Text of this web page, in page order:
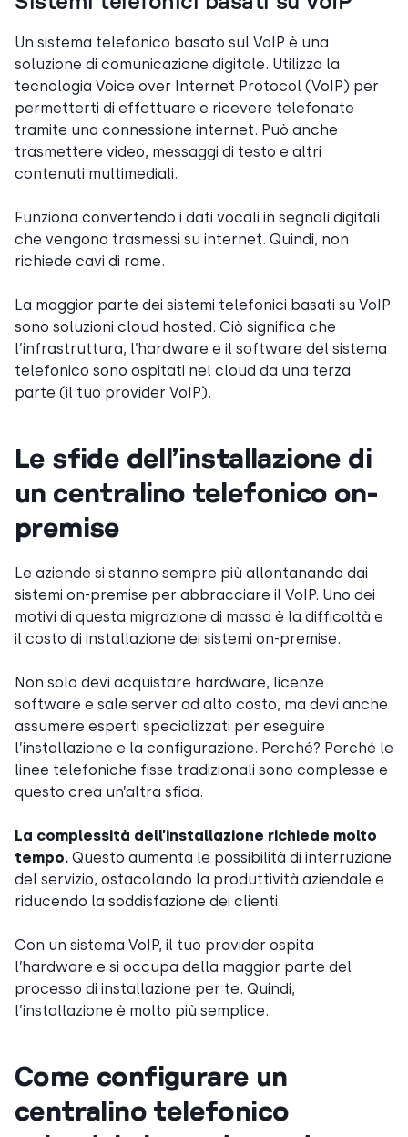
Un sistema telefonico basato sul VoIP è una
soluzione di comunicazione digitale. Utilizza la
tecnologia Voice over Internet Protocol (VoIP) per
permetterti di effettuare e ricevere telefonate
tramite una connessione internet. Può anche
trasmettere video, messaggi di testo e altri
contenuti multimediali.
Funziona convertendo i dati vocali in segnali digitali
che vengono trasmessi su internet. Quindi, non
richiede cavi di rame.
La maggior parte dei sistemi telefonici basati su VoIP
sono soluzioni cloud hosted. Ciò significa che
l’infrastruttura, l’hardware e il software del sistema
telefonico sono ospitati nel cloud da una terza
parte (il tuo provider VoIP).
Le sfide dell’installazione di
un centralino telefonico on-
premise
Le aziende si stanno sempre più allontanando dai
sistemi on-premise per abbracciare il VoIP. Uno dei
motivi di questa migrazione di massa è la difficoltà e
il costo di installazione dei sistemi on-premise.
Non solo devi acquistare hardware, licenze
software e sale server ad alto costo, ma devi anche
assumere esperti specializzati per eseguire
l’installazione e la configurazione. Perché? Perché le
linee telefoniche fisse tradizionali sono complesse e
questo crea un’altra sfida.
La complessità dell’installazione richiede molto
tempo. Questo aumenta le possibilità di interruzione
del servizio, ostacolando la produttività aziendale e
riducendo la soddisfazione dei clienti.
Con un sistema VoIP, il tuo provider ospita
l’hardware e si occupa della maggior parte del
processo di installazione per te. Quindi,
l’installazione è molto più semplice.
Come configurare un
centralino telefonico